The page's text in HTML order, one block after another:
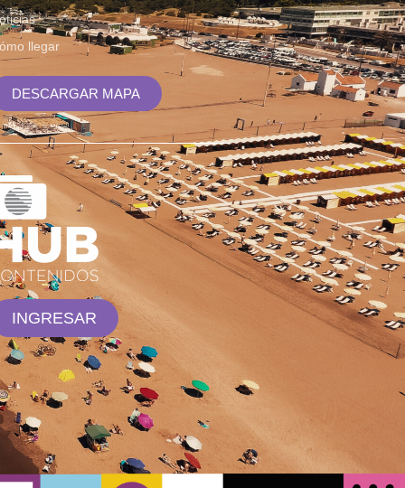
llegar
DESCARGAR MAPA
INGRESAR